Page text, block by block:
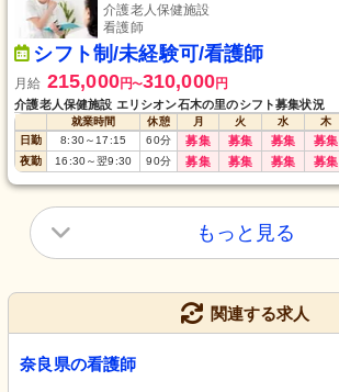
介護老人保健施設
看護師
シフト制/未経験可/看護師
月給 215,000円〜310,000円
介護老人保健施設 エリシオン石木の里のシフト募集状況
就業時間 休憩 月 火 水 木
日勤
8:30～17:15 60分 募集 募集 募集 募集
夜勤 16:30～翌9:30 90分 募集 募集 募集 募集
もっと見る
関連する求人
奈良県の看護師